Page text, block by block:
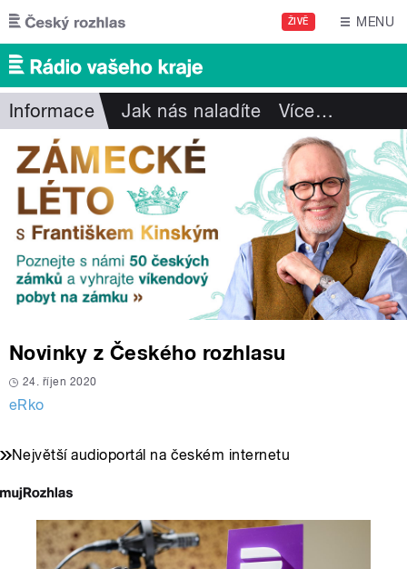
Přejít k hlavnímu obsahu
ŽIVĚ MENU
Informace Jak nás naladíte Více…
Novinky z Českého rozhlasu
24. říjen 2020
eRko
Největší audioportál na českém internetu